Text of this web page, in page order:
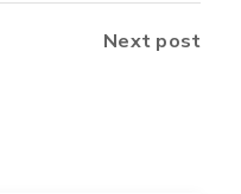
Next post